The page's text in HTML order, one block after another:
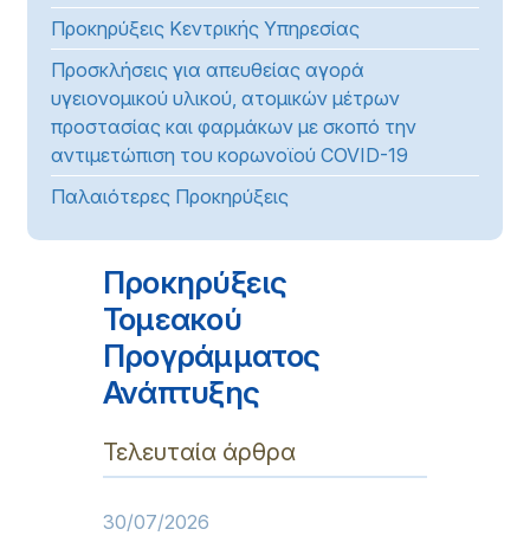
Προκηρύξεις Κεντρικής Υπηρεσίας
Προσκλήσεις για απευθείας αγορά
υγειονομικού υλικού, ατομικών μέτρων
προστασίας και φαρμάκων με σκοπό την
αντιμετώπιση του κορωνοϊού COVID-19
Παλαιότερες Προκηρύξεις
Προκηρύξεις
Τομεακού
Προγράμματος
Ανάπτυξης
Τελευταία άρθρα
30/07/2026